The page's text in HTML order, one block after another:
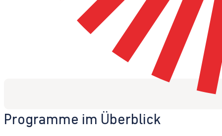
Programme im Überblick